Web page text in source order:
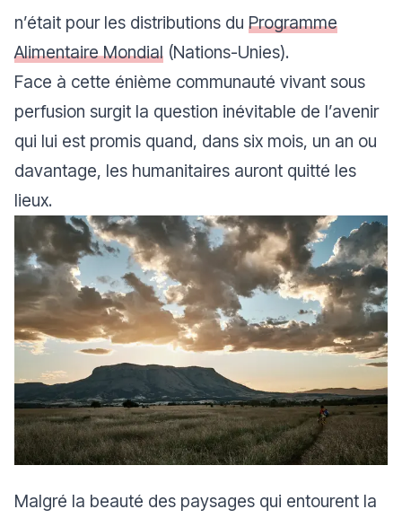
n’était pour les distributions du Programme
Alimentaire Mondial (Nations-Unies).
Face à cette énième communauté vivant sous
perfusion surgit la question inévitable de l’avenir
qui lui est promis quand, dans six mois, un an ou
davantage, les humanitaires auront quitté les
lieux.
Malgré la beauté des paysages qui entourent la